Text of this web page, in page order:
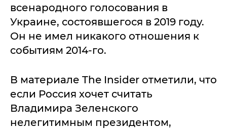
всенародного голосования в
Украине, состоявшегося в 2019 году.
Он не имел никакого отношения к
событиям 2014-го.
В материале The Insider отметили, что
если Россия хочет считать
Владимира Зеленского
нелегитимным президентом,